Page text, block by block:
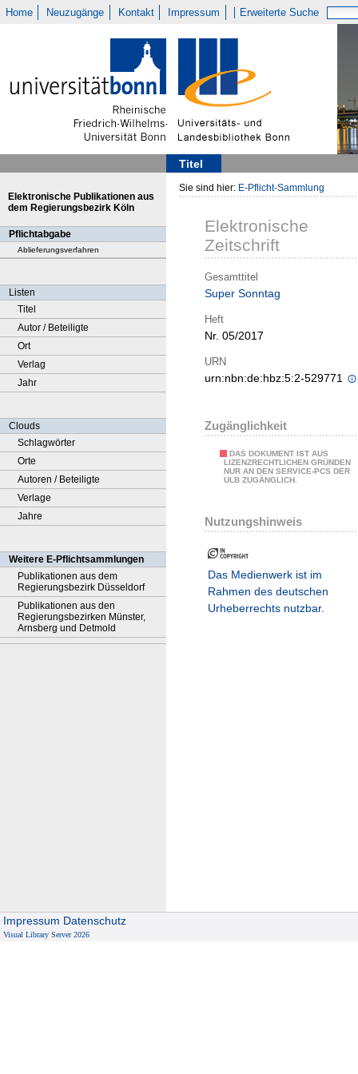
Home Neuzugänge Kontakt Impressum Erweiterte Suche
Titel
Elektronische Publikationen aus
dem Regierungsbezirk Köln
Pflichtabgabe
Ablieferungsverfahren
Listen
Titel
Autor / Beteiligte
Ort
Verlag
Jahr
Clouds
Schlagwörter
Orte
Autoren / Beteiligte
Verlage
Jahre
Weitere E-Pflichtsammlungen
Publikationen aus dem
Regierungsbezirk Düsseldorf
Publikationen aus den
Regierungsbezirken Münster,
Arnsberg und Detmold
Sie sind hier: E-Pflicht-Sammlung
Elektronische
Zeitschrift
Gesamttitel
Super Sonntag
Heft
Nr. 05/2017
URN
urn:nbn:de:hbz:5:2-529771
Zugänglichkeit
DAS DOKUMENT IST AUS
LIZENZRECHTLICHEN GRÜNDEN
NUR AN DEN SERVICE-PCS DER
ULB ZUGÄNGLICH.
Nutzungshinweis
Das Medienwerk ist im
Rahmen des deutschen
Urheberrechts nutzbar.
Impressum Datenschutz
Visual Library Server 2026